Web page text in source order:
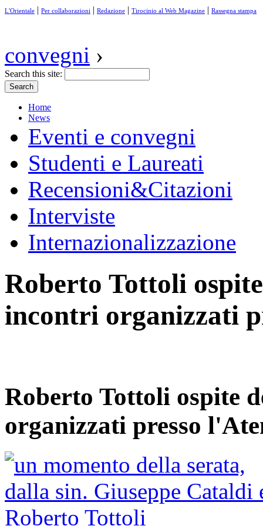
L'Orientale | Per collaborazioni | Redazione | Tirocinio al Web Magazine | Rassegna stampa
convegni ›
Search this site:
Home
News
Eventi e convegni
Studenti e Laureati
Recensioni&Citazioni
Interviste
Internazionalizzazione
Roberto Tottoli
incontri organizzati
Roberto Tottoli ospite
organizzati presso